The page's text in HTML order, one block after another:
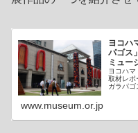
ヨコハ
パゴス
ミュー
ヨコハ
取材レポ
ガラパゴ
www.museum.or.jp